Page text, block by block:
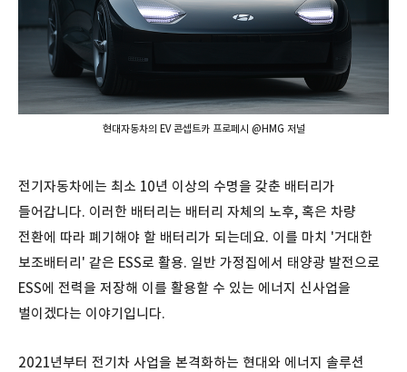
현대자동차의 EV 콘셉트카 프로페시 @HMG 저널
전기자동차에는 최소 10년 이상의 수명을 갖춘 배터리가
들어갑니다. 이러한 배터리는 배터리 자체의 노후, 혹은 차량
전환에 따라 폐기해야 할 배터리가 되는데요. 이를 마치 '거대한
보조배터리' 같은 ESS로 활용. 일반 가정집에서 태양광 발전으로
ESS에 전력을 저장해 이를 활용할 수 있는 에너지 신사업을
벌이겠다는 이야기입니다.
2021년부터 전기차 사업을 본격화하는 현대와 에너지 솔루션